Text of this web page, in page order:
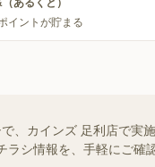
あるくと）
イントが貯まる
、カインズ 足利店で実
シ情報を、手軽にご